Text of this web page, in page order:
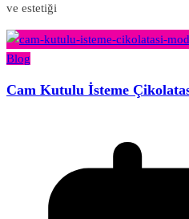
ve estetiği
Blog
Cam Kutulu İsteme